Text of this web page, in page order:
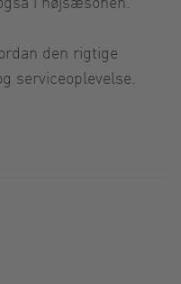
den rigtige
serviceoplevelse.